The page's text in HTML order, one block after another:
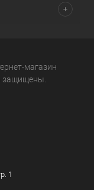
магазин
защищены.
1